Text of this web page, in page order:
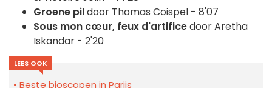
Groene pildoor Thomas Coispel - 8'07
Sous mon cœur, feux d'artificedoor Aretha
Iskandar - 2'20
LEES OOK
Beste bioscopen in Parijs